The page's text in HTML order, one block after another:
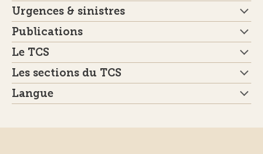
Urgences & sinistres
Publications
Le TCS
Les sections du TCS
Langue